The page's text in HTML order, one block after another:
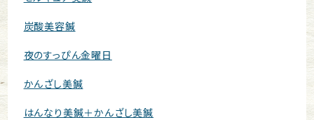
炭酸美容鍼
夜のすっぴん金曜日
かんざし美鍼
はんなり美鍼＋かんざし美鍼